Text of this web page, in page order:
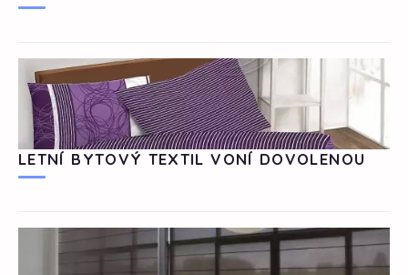
LETNÍ BYTOVÝ TEXTIL VONÍ DOVOLENOU